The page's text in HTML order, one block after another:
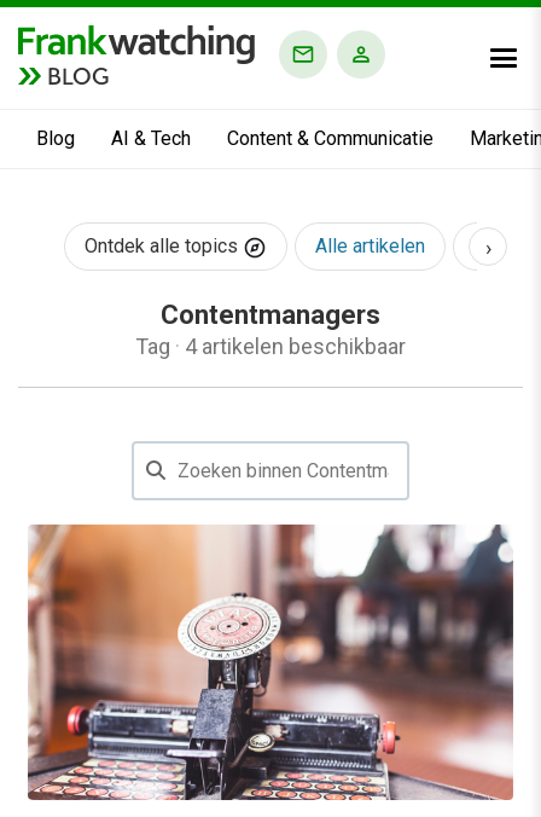
BLOG
Blog AI & Tech Content & Communicatie
Ontdek alle topics Alle artikelen AI &
›
Contentmanagers
Tag · 4 artikelen beschikbaar